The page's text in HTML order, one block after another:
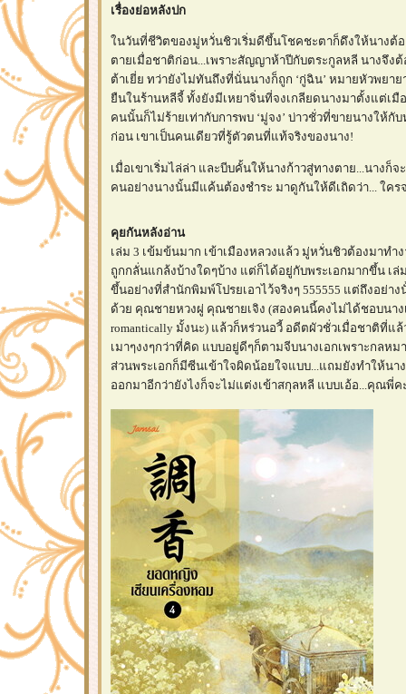
เรื่องย่อหลังปก
นวันที่ชีวิตของมู่หวั่นชิวเริ่มดีขึ้นโชคชะตาก็ดึงให้นางต้อ
ตายเมื่อชาติก่อน...เพราะสัญญาห้าปีกับตระกูลหลี นางจึงต้
ต้าเยี่ย ทว่ายังไม่ทันถึงที่นั่นนางก็ถูก ‘กู่ฉิน’ หมายหัวพยา
นในร้านหลีจี้ ทั้งยังมีเหยาจิ่นที่จงเกลียดนางมาตั้งแต่เมื
คนนั้นก็ไม่ร้ายเท่ากับการพบ ‘มู่จง’ บ่าวชั่วที่ขายนางให้กั
ก่อน เขาเป็นคนเดียวที่รู้ตัวตนที่แท้จริงของนาง!
เมื่อเขาเริ่มไล่ล่า และบีบคั้นให้นางก้าวสู่ทางตาย...นางก็จ
คนอย่างนางนั้นมีแค้นต้องชำระ มาดูกันให้ดีเถิดว่า... ใคร
คุยกันหลังอ่าน
เล่ม 3 เข้มข้นมาก เข้าเมืองหลวงแล้ว มู่หวั่นชิวต้องมาทำ
ถูกกลั่นแกล้งบ้างใดๆบ้าง แต่ก็ได้อยู่กับพระเอกมากขึ้น เล่
ขึ้นอย่างที่สำนักพิมพ์โปรยเอาไว้จริงๆ 555555 แต่ถึงอย่า
ด้วย คุณชายหวงผู่ คุณชายเจิง (สองคนนี้คงไม่ได้ชอบนาง
romantically มั้งนะ) แล้วก็หร่วนอวี้ อดีตผัวชั่วเมื่อชาติที่แ
เมาๆงงๆกว่าที่คิด แบบอยู่ดีๆก็ตามจีบนางเอกเพราะกลหม
ส่วนพระเอกก็มีซีนเข้าใจผิดน้อยใจแบบ...แถมยังทำให้นา
ออกมาอีกว่ายังไงก็จะไม่แต่งเข้าสกุลหลี แบบเอ้อ...คุณพี่ค